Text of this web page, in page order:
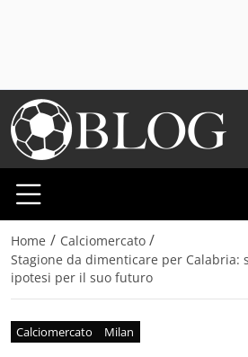
Home / Calciomercato /
Stagione da dimenticare per Calabria:
ipotesi per il suo futuro
Calciomercato Milan